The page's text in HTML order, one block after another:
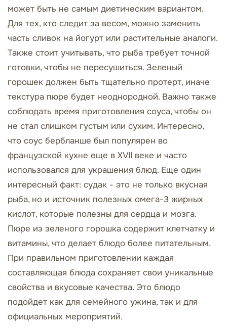
может быть не самым диетическим вариантом.
Для тех, кто следит за весом, можно заменить
часть сливок на йогурт или растительные аналоги.
Также стоит учитывать, что рыба требует точной
готовки, чтобы не пересушиться. Зеленый
горошек должен быть тщательно протерт, иначе
текстура пюре будет неоднородной. Важно также
соблюдать время приготовления соуса, чтобы он
не стал слишком густым или сухим. Интересно,
что соус бербланше был популярен во
французской кухне еще в XVII веке и часто
использовался для украшения блюд. Еще один
интересный факт: судак - это не только вкусная
рыба, но и источник полезных омега-3 жирных
кислот, которые полезны для сердца и мозга.
Пюре из зеленого горошка содержит клетчатку и
витамины, что делает блюдо более питательным.
При правильном приготовлении каждая
составляющая блюда сохраняет свои уникальные
свойства и вкусовые качества. Это блюдо
подойдет как для семейного ужина, так и для
официальных мероприятий.